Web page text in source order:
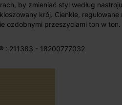
by zmieniać styl według
krój. Cienkie,
ozdobnymi przeszyciami ton w ton.
: 211383 - 18200777032